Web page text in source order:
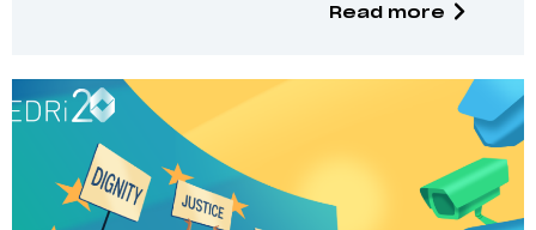
Read more